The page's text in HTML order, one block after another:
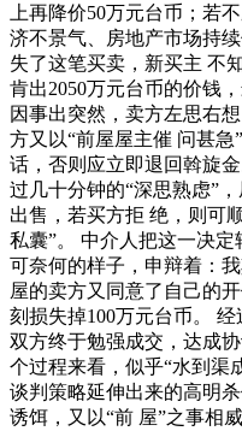
上再降价50万元台币；若
济不景气、房地产市场持
失了这笔买卖，新买主 不
肯出2050万元台币的价钱
因事出突然，卖方左思右
方又以“前屋屋主催 问甚
话，否则应立即退回斡旋
过几十分钟的“深思熟虑”
出售，若买方拒 绝，则可
私囊”。 中介人把这一决
可奈何的样子，申辩着：
屋的卖方又同意了自己的
刻损失掉100万元台币。
双方终于勉强成交，达成
个过程来看，似乎“水到渠
谈判策略延伸出来的高明
诱饵，又以“前 屋”之事相